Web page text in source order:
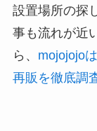
設置場所の探
事も流れが近
ら、 mojojojo
再販を徹底調